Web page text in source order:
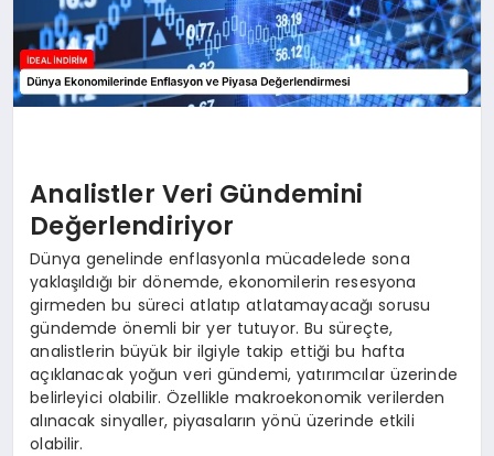
Analistler Veri Gündemini
Değerlendiriyor
Dünya genelinde enflasyonla mücadelede sona
yaklaşıldığı bir dönemde, ekonomilerin resesyona
girmeden bu süreci atlatıp atlatamayacağı sorusu
gündemde önemli bir yer tutuyor. Bu süreçte,
analistlerin büyük bir ilgiyle takip ettiği bu hafta
açıklanacak yoğun veri gündemi, yatırımcılar üzerinde
belirleyici olabilir. Özellikle makroekonomik verilerden
alınacak sinyaller, piyasaların yönü üzerinde etkili
olabilir.